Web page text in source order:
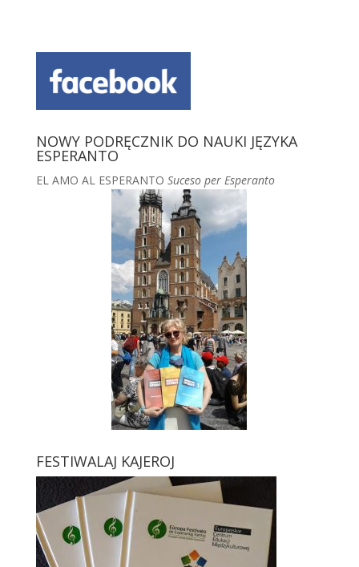
NOWY PODRĘCZNIK DO NAUKI JĘZYKA
ESPERANTO
EL AMO AL ESPERANTO Suceso per Esperanto
FESTIWALAJ KAJEROJ